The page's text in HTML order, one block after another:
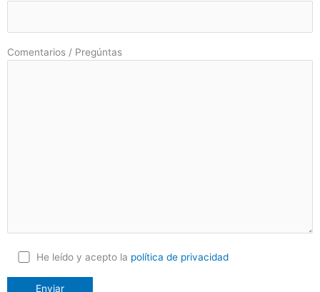
Comentarios / Pregúntas
He leído y acepto la política de privacidad